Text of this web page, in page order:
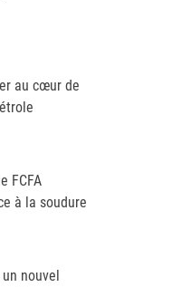
au cœur de
FCFA
à la soudure
nouvel